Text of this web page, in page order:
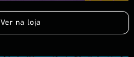
Ver na loja